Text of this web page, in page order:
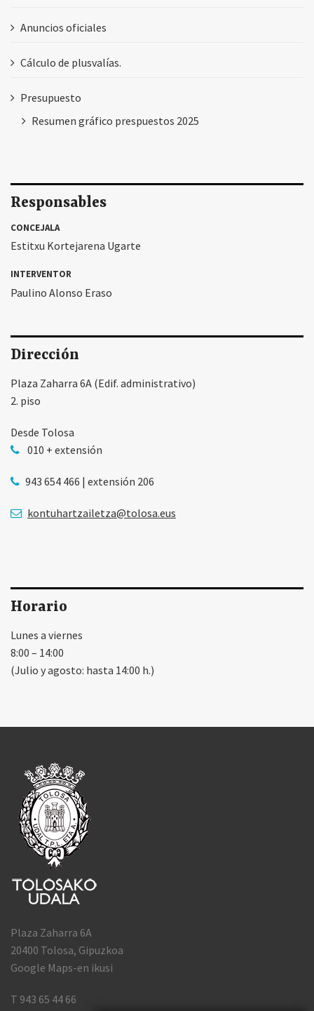
Anuncios oficiales
Cálculo de plusvalías.
Presupuesto
Resumen gráfico prespuestos 2025
Responsables
CONCEJALA
Estitxu Kortejarena Ugarte
INTERVENTOR
Paulino Alonso Eraso
Dirección
Plaza Zaharra 6A (Edif. administrativo)
2. piso
Desde Tolosa
010 + extensión
943 654 466 | extensión 206
kontuhartzailetza@tolosa.eus
Horario
Lunes a viernes
8:00 – 14:00
(Julio y agosto: hasta 14:00 h.)
Plaza Zaharra 6A
20400 Tolosa, Gipuzkoa
Google Maps-en ikusi
T 943 65 44 66